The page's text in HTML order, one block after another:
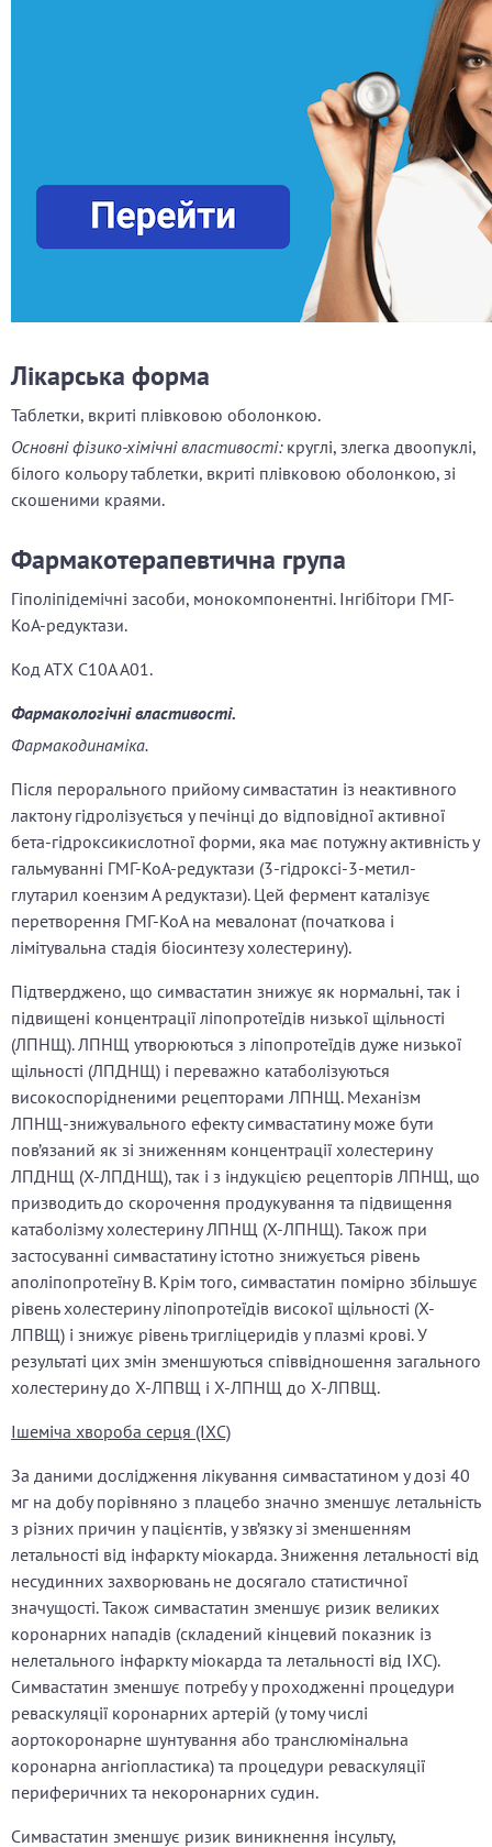
Лікарська форма
Таблетки, вкриті плівковою оболонкою.
Основні фізико-хімічні властивості:круглі, злегка двоопуклі,
білого кольору таблетки, вкриті плівковою оболонкою, зі
скошеними краями.
Фармакотерапевтична група
Гіполіпідемічні засоби, монокомпонентні. Інгібітори ГМГ-
КоА-редуктази.
Код АТX С10А А01.
Фармакологічні властивості.
Фармакодинаміка.
Після перорального прийому симвастатин із неактивного
лактону гідролізується у печінці до відповідної активної
бета-гідроксикислотної форми, яка має потужну активність у
гальмуванні ГМГ-КоА-редуктази (3-гідроксі-3-метил-
глутарил коензим А редуктази). Цей фермент каталізує
перетворення ГМГ-КоА на мевалонат (початкова і
лімітувальна стадія біосинтезу холестерину).
Підтверджено, що симвастатин знижує як нормальні, так і
підвищені концентрації ліпопротеїдів низької щільності
(ЛПНЩ). ЛПНЩ утворюються з ліпопротеїдів дуже низької
щільності (ЛПДНЩ) і переважно катаболізуються
високоспорідненими рецепторами ЛПНЩ. Механізм
ЛПНЩ-знижувального ефекту симвастатину може бути
пов’язаний як зі зниженням концентрації холестерину
ЛПДНЩ (Х-ЛПДНЩ), так і з індукцією рецепторів ЛПНЩ, що
призводить до скорочення продукування та підвищення
катаболізму холестерину ЛПНЩ (Х-ЛПНЩ). Також при
застосуванні симвастатину істотно знижується рівень
аполіпопротеїну B. Крім того, симвастатин помірно збільшує
рівень холестерину ліпопротеїдів високої щільності (Х-
ЛПВЩ) і знижує рівень тригліцеридів у плазмі крові. У
результаті цих змін зменшуються співвідношення загального
холестерину до Х-ЛПВЩ і Х-ЛПНЩ до Х-ЛПВЩ.
Ішеміча хвороба серця (ІХС)
За даними дослідження лікування симвастатином у дозі 40
мг на добу порівняно з плацебо значно зменшує летальність
з різних причин у пацієнтів, у зв’язку зі зменшенням
летальності від інфаркту міокарда. Зниження летальності від
несудинних захворювань не досягало статистичної
значущості. Також симвастатин зменшує ризик великих
коронарних нападів (складений кінцевий показник із
нелетального інфаркту міокарда та летальності від ІХС).
Симвастатин зменшує потребу у проходженні процедури
реваскуляції коронарних артерій (у тому числі
аортокоронарне шунтування або транслюмінальна
коронарна ангіопластика) та процедури реваскуляції
периферичних та некоронарних судин.
Симвастатин зменшує ризик виникнення інсульту,